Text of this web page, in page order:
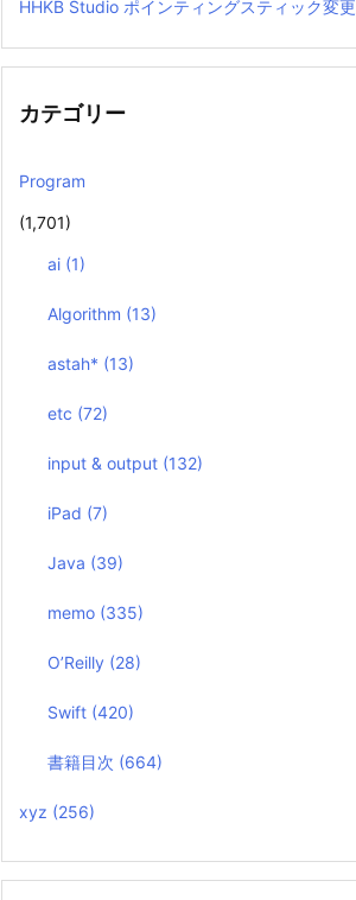
HHKB Studio ポインティングスティック変更
カテゴリー
Program
(1,701)
ai (1)
Algorithm (13)
astah* (13)
etc (72)
input & output (132)
iPad (7)
Java (39)
memo (335)
O’Reilly (28)
Swift (420)
書籍目次 (664)
xyz (256)